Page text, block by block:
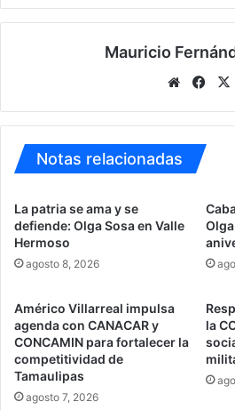
Mauricio
Sitio
Notas relacionadas
La patria se ama y se
defiende: Olga Sosa en Valle
Hermoso
agosto 8, 2026
Américo Villarreal impulsa
agenda con CANACAR y
CONCAMIN para fortalecer la
competitividad de
Tamaulipas
agosto 7, 2026
la